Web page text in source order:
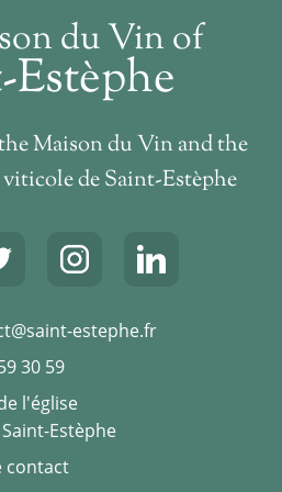
estephe.fr
30 59
l'église
Saint-Estèphe
contact
du Vin of
Maison du Vin and the
de Saint-Estèphe